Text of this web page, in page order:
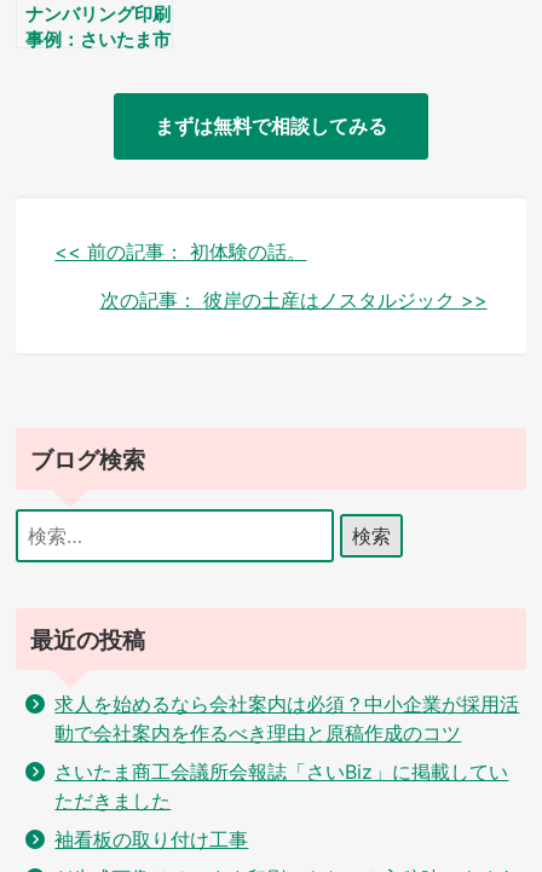
ナンバリング印刷
事例：さいたま市
まずは無料で相談してみる
投
ー
シ
ョ
<< 前の記事：
初体験の話。
次の記事： 彼岸の土産はノスタルジック >>
ブログ検索
検
索:
最近の投稿
求人を始めるなら会社案内は必須？中小企業が採用活
動で会社案内を作るべき理由と原稿作成のコツ
さいたま商工会議所会報誌「さいBiz」に掲載してい
ただきました
袖看板の取り付け工事